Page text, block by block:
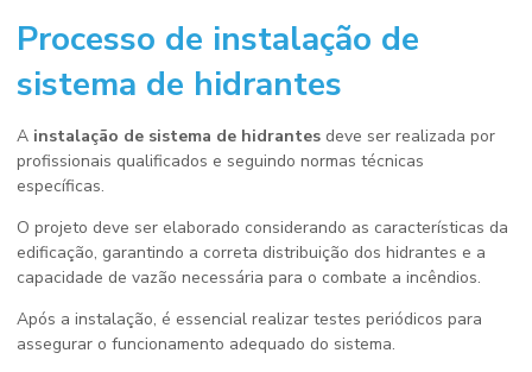
Processo de instalação de
sistema de hidrantes
A instalação de sistema de hidrantes deve ser realizada por
profissionais qualificados e seguindo normas técnicas
específicas.
O projeto deve ser elaborado considerando as características da
edificação, garantindo a correta distribuição dos hidrantes e a
capacidade de vazão necessária para o combate a incêndios.
Após a instalação, é essencial realizar testes periódicos para
assegurar o funcionamento adequado do sistema.